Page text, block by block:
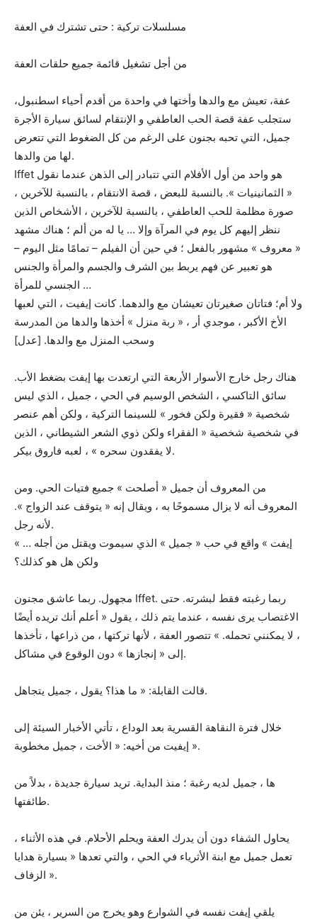
مسلسلات تركية : حتى تشترك في العفة
من أجل تشغيل قائمة جميع حلقات العفة
عفة، تعيش مع والدها وأختها في واحدة من أقدم أحياء اسطنبول،
ستجلب عفة قصة الحب العاطفي و الإنتقام لسائق سيارة الأجرة
جميل، التي تحبه بجنون على الرغم من كل الضغوط التي تتعرض
لها من والدها.
Iffet هو واحد من أول الأفلام التي تتبادر إلى الذهن عندما نقول
« الثمانينيات ». بالنسبة للبعض ، قصة الانتقام ، بالنسبة للآخرين ،
صورة مظلمة للحب العاطفي ، بالنسبة للآخرين ، الأشخاص الذين
ننظر إليهم كل يوم في المرآة وإلا … يا له من ألم ؛ هناك مشهد
« معروف » مشهور بالفعل ؛ في حين أن الفيلم – تمامًا مثل اليوم –
هو تعبير عن فهم يربط بين الشرف والجسم والمرأة والجنس
الجنسي للمرأة …
ولا أم؛ فتاتان صغيرتان تعيشان مع والدهما. كانت إيفيت ، التي لعبها
الأخ الأكبر ، موجدي أر ، « ربة منزل » أخذها والدها من المدرسة
وسحب المنزل مع والدها. [عدل]
هناك رجل خارج الأسوار الأربعة التي ارتعدت بها إيفت بضغط الأب.
سائق التاكسي ، الشخص الوسيم في الحي ، جميل ، الذي ليس
شخصية « فقيرة ولكن فخور » للسينما التركية ، ولكن أهم عنصر
في شخصية شخصية « الفقراء ولكن ذوي الشعر الشيطاني ، الذين
لا يفقدون سحره » ، لعبه فاروق بيكر.
من المعروف أن جميل « أصلحت » جميع فتيات الحي. ومن
المعروف أنه لا يزال مسموحًا به ، ويقال إنه « يتوقف عند الزواج ».
لأنه رجل.
« إيفت » واقع في حب « جميل » الذي سيموت ويقتل من أجله …
ولكن هل هو كذلك؟
مجهول. ربما عاشق مجنون Iffet. ربما رغبته فقط لبشرته. حتى
الاغتصاب يرى نفسه ، عندما يتم ذلك ، يقول « أعلم أنك تريده أيضًا
، لا يمكنني تحمله. » تتصور العفة ، لأنها تركتها ، من ذراعها ، تأخذها
إلى « إنجازها » دون الوقوع في مشاكل.
قالت القابلة: « ما هذا؟ يقول ، جميل يتجاهل.
خلال فترة النقاهة القسرية بعد الوداع ، تأتي الأخبار السيئة إلى
إيفيت من أخيه: « الأخت ، جميل مخطوبة ».
ها ، جميل لديه رغبة ؛ منذ البداية. تريد سيارة جديدة ، بدلاً من
طائفتها.
يحاول الشفاء دون أن يدرك العفة ويحلم الأحلام. في هذه الأثناء ،
تعمل جميل مع ابنة الأثرياء في الحي ، والتي تعدها « بسيارة هدايا
الزفاف ».
يلقي إيفت نفسه في الشوارع وهو يخرج من السرير ، يئن من